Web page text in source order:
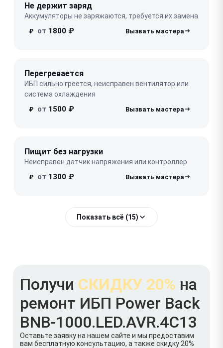
Не держит заряд
Аккумуляторы не заряжаются, требуется их замена
₽ от 1800 ₽
Перегревается
ИБП сильно греется, неисправен вентилятор или
система охлаждения
₽ от 1500 ₽
Пищит без нагрузки
Неисправен датчик напряжения или контроллер
₽ от 1300 ₽
Показать всё (15)
Получи СКИДКУ 20% на
ремонт ИБП Power Back
BNB-1000.LED.AVR.4C13
Оставьте заявку на нашем сайте и мы предоставим
вам бесплатную консультацию, а также скидку 20%